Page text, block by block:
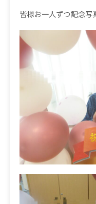
皆様お一人ずつ記念写